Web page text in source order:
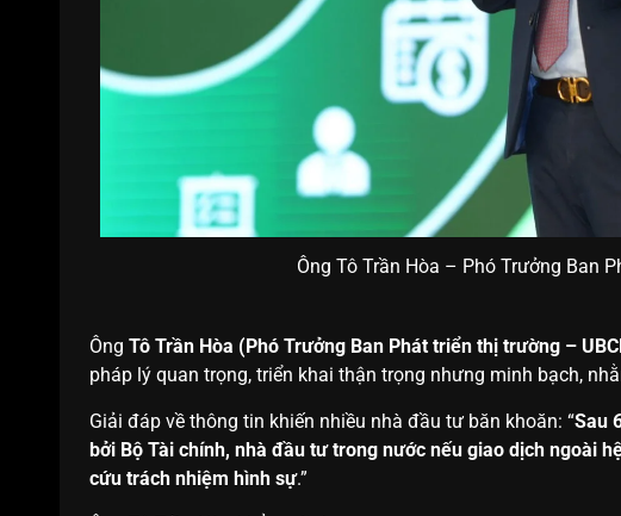
Ông Tô Trần Hòa – Phó Trưởng Ban
Ông Tô Trần Hòa (Phó Trưởng Ban Phát triển thị trường –
pháp lý quan trọng, triển khai thận trọng nhưng minh bạch,
Giải đáp về thông tin khiến nhiều nhà đầu tư băn khoăn: “Sau
bởi Bộ Tài chính, nhà đầu tư trong nước nếu giao dịch ngoài
cứu trách nhiệm hình sự.”